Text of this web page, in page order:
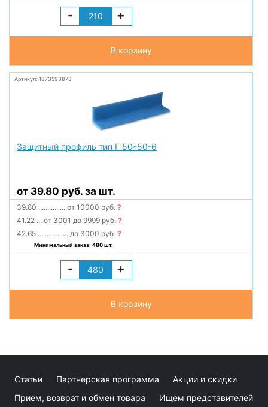
- +
В корзину
Артикул: 1873593878
Защитный профиль тип Г 50*50-6
от 39.80 руб. за шт.
39.80 ............... от 10000 руб.?
41.22 ... от 3001 до 9999 руб.?
42.65 ................. до 3000 руб.?
Минимальный заказ: 480 шт.
- +
В корзину
Статьи Партнерская программа
Акции и скидки
Прием, возврат и обмен товара
Ищем представителей